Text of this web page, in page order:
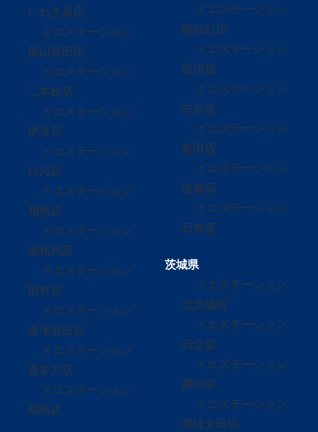
いわき泉店
イエステーション
郡山富田店
イエステーション
二本松店
イエステーション
伊達店
イエステーション
白河店
イエステーション
相馬店
イエステーション
南相馬店
イエステーション
田村店
イエステーション
会津若松店
イエステーション
喜多方店
イエステーション
福島店
イエステーション
南仙台店
イエステーション
岩沼店
イエステーション
白石店
イエステーション
角田店
イエステーション
塩竈店
イエステーション
石巻店
茨城県
イエステーション
北茨城店
イエステーション
日立店
イエステーション
那珂店
イエステーション
常陸太田店